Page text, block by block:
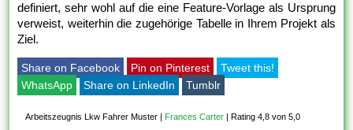
definiert, sehr wohl auf die eine Feature-Vorlage als Ursprung
verweist, weiterhin die zugehörige Tabelle in Ihrem Projekt als
Ziel.
Share on Facebook Pin on Pinterest
Tweet this!
WhatsApp
Share on LinkedIn Tumblr
Arbeitszeugnis Lkw Fahrer Muster | Frances Carter |Rating 4,8 von 5,0